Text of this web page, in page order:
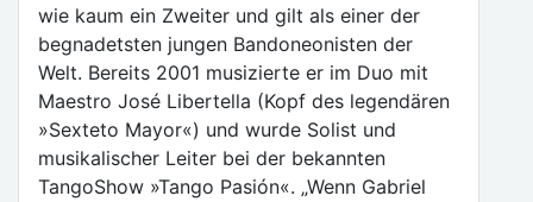
wie kaum ein Zweiter und gilt als einer der
begnadetsten jungen Bandoneonisten der
Welt. Bereits 2001 musizierte er im Duo mit
Maestro José Libertella (Kopf des legendären
»Sexteto Mayor«) und wurde Solist und
musikalischer Leiter bei der bekannten
TangoShow »Tango Pasión«. „Wenn Gabriel